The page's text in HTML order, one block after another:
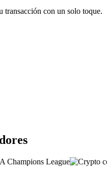
transacción con un solo toque.